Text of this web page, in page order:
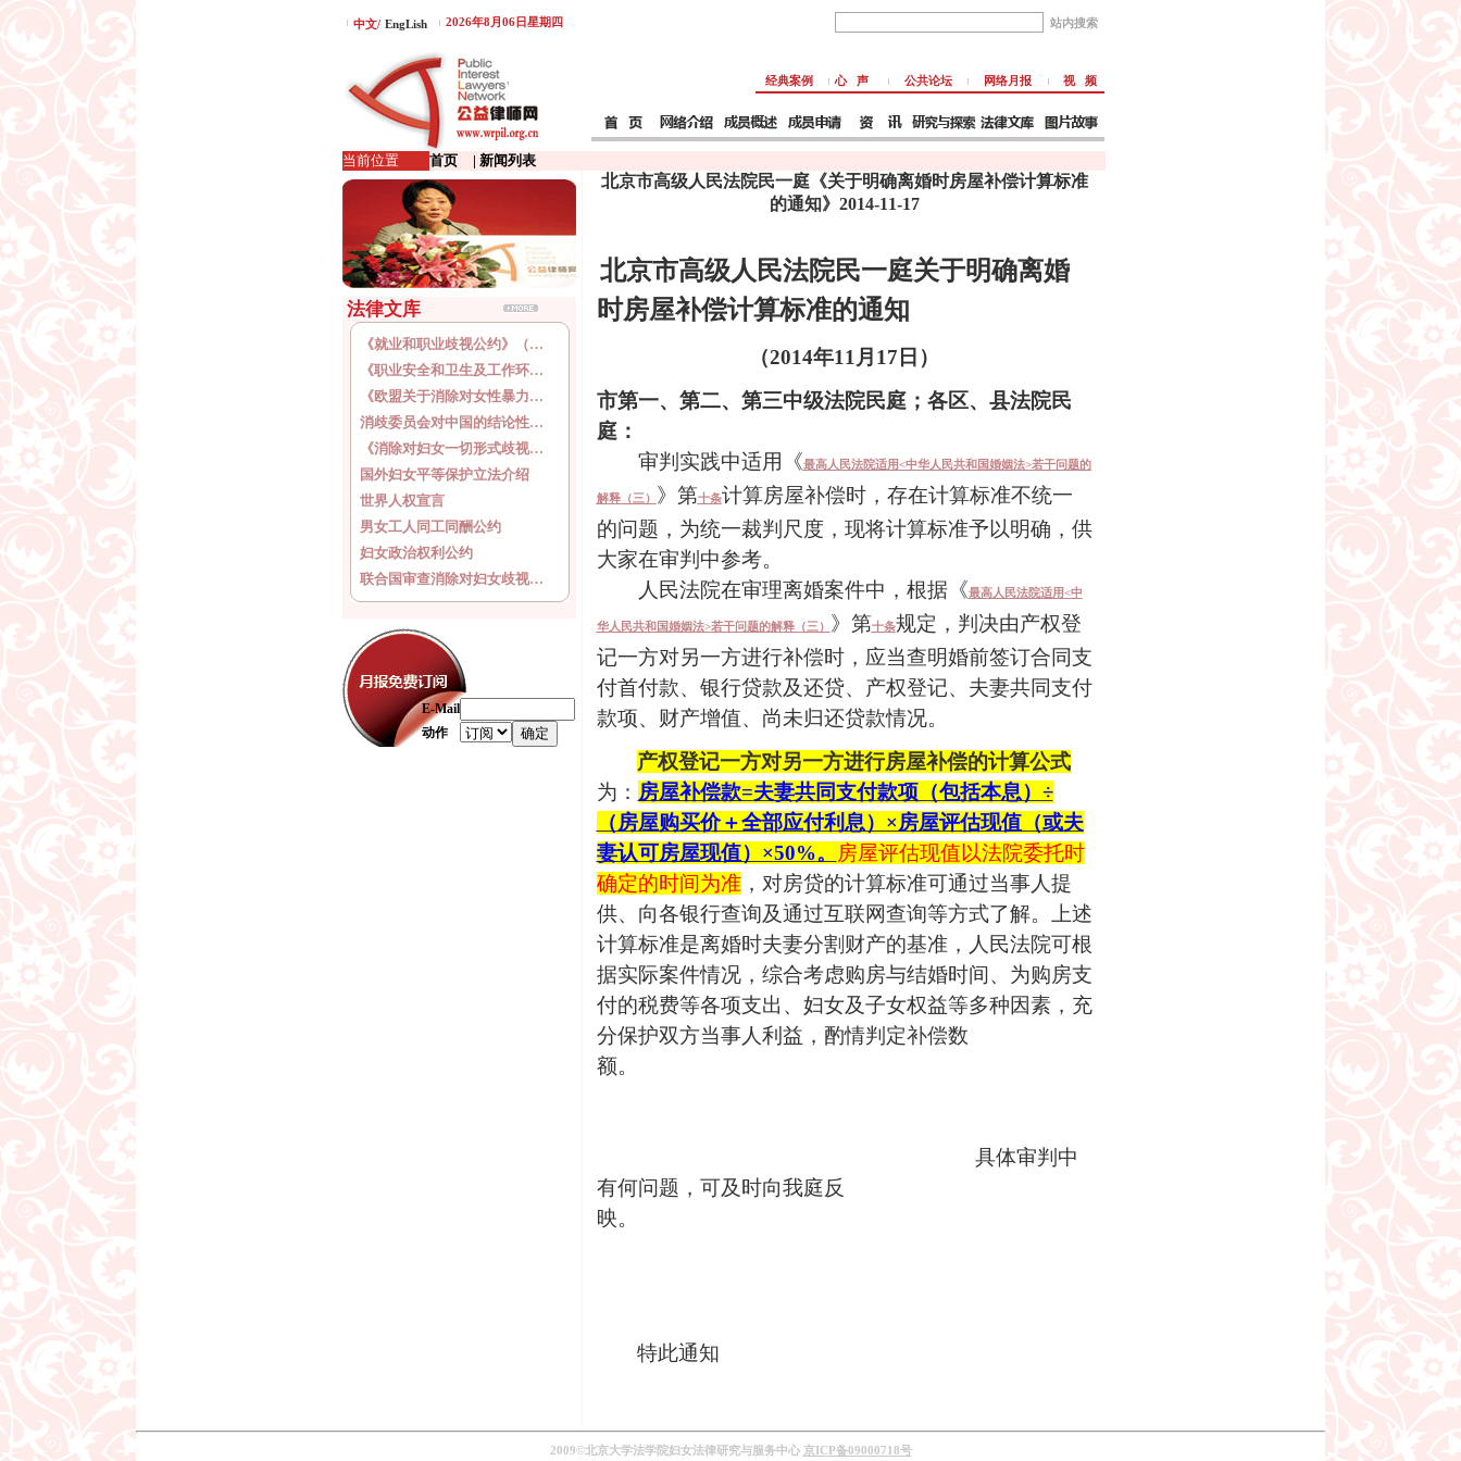
中文/ EngLish 2026年8月06日星期四
经典案例 心 声 公共论坛 网络月报 视 频
当前位置 首页 | 新闻列表
法律文库
《就业和职业歧视公约》（…
《职业安全和卫生及工作环…
《欧盟关于消除对女性暴力…
消歧委员会对中国的结论性…
《消除对妇女一切形式歧视…
国外妇女平等保护立法介绍
世界人权宣言
男女工人同工同酬公约
妇女政治权利公约
联合国审查消除对妇女歧视…
E-Mail
动作
北京市高级人民法院民一庭《关于明确离婚时房屋补偿计算标准
的通知》2014-11-17
北京市高级人民法院民一庭关于明确离婚
时房屋补偿计算标准的通知
（2014年11 月 17 日）
市第一、第二、第三中级法院民庭；各区、县法院民
庭：
审判实践中适用《最高人民法院适用<中华人民共和国婚姻法>若干问题的
解释（三） 》第十条计算房屋补偿时，存在计算标准不统一
的问题，为统一裁判尺度，现将计算标准予以明确，供
大家在审判中参考。
人民法院在审理离婚案件中，根据《最高人民法院适用<中
华人民共和国婚姻法>若干问题的解释（三） 》第十条规定，判决由产权登
记一方对另一方进行补偿时，应当查明婚前签订合同支
付首付款、银行贷款及还贷、产权登记、夫妻共同支付
款项、财产增值、尚未归还贷款情况。
产权登记一方对另一方进行房屋补偿的计算公式
为： 房屋补偿款=夫妻共同支付款项（包括本息）÷
（房屋购买价＋全部应付利息）×房屋评估现值（或夫
妻认可房屋现值）×50%。
房屋评估现值以法院委托时
确定的时间为准，对房贷的计算标准可通过当事人提
供、向各银行查询及通过互联网查询等方式了解。上述
计算标准是离婚时夫妻分割财产的基准，人民法院可根
据实际案件情况，综合考虑购房与结婚时间、为购房支
付的税费等各项支出、妇女及子女权益等多种因素，充
分保护双方当事人利益，酌情判定补偿数
额。
具体审判中
有何问题，可及时向我庭反
映。
特此通知
2009©北京大学法学院妇女法律研究与服务中心 京ICP备09000718号